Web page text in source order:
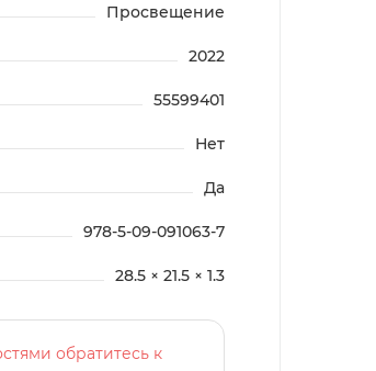
Просвещение
2022
55599401
Нет
Да
978-5-09-091063-7
28.5 × 21.5 × 1.3
обратитесь к